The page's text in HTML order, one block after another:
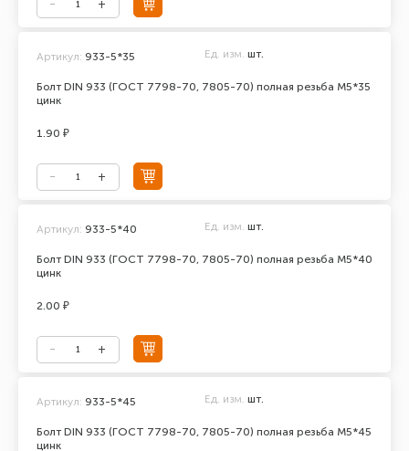
Болт DIN 933 (ГОСТ 7798-70, 7805-70) полная резьба М5*35
цинк
Артикул: 933-5*35 Ед. изм. шт.
1.90 ₽
Болт DIN 933 (ГОСТ 7798-70, 7805-70) полная резьба М5*40
цинк
Артикул: 933-5*40 Ед. изм. шт.
2.00 ₽
Болт DIN 933 (ГОСТ 7798-70, 7805-70) полная резьба М5*45
цинк
Артикул: 933-5*45 Ед. изм. шт.